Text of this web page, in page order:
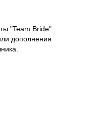
"Team Bride".
дополнения